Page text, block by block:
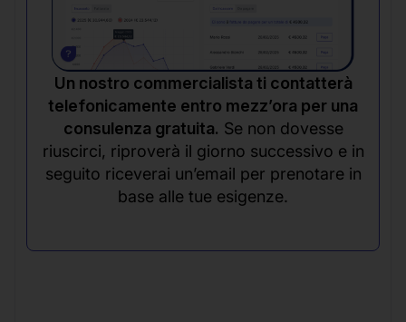
Un nostro commercialista ti contatterà
telefonicamente entro mezz’ora per una
consulenza gratuita. Se non dovesse
riuscirci, riproverà il giorno successivo e in
seguito riceverai un’email per prenotare in
base alle tue esigenze.